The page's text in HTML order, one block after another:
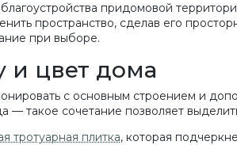
придомовой
пространство, сделав его
при выборе.
и цвет дома
с основным строением и
— такое сочетание позволяет
тротуарная плитка, которая